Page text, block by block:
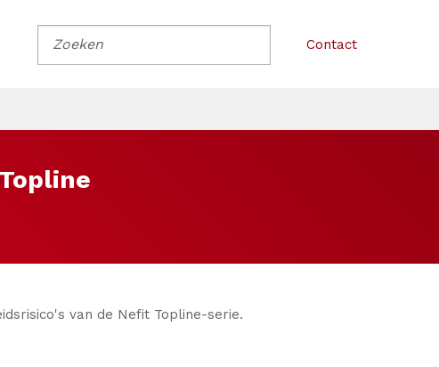
Contact
van de Nefit Topline-serie.